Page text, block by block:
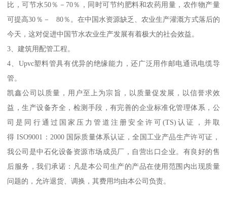
比，可节水50％－70％，同时可节约肥料和农药用量，农作物产量
可提高30％－ 80％。在中国水资源缺乏、农业生产灌溉方式落后的
今天，这对促进中国节水农业生产发展有着极大的社会效益。
3、建筑用配管工程。
4、Upvc塑料管具有优异的绝缘能力，还广泛用作邮电通讯电缆导
管。
凯鑫公司以质量，用户至上为宗旨，以质量促发展，以信誉求效
益，生产设备齐全，检测手段，有完善的企业标准化管理体系，公
司是同行通过国家压力管道注册安全许可(TS)认证，并取
得 ISO9001：2000 国际质量体系认证，全国工业产品生产许可证，
我公司是中石化设备资源市场成员厂，自营出口企业。有良好的售
后服务，我们承诺：凡是本公司生产的产品在使用范围内出现质量
问题的，允许退货、调换，其费用均由本公司负责。